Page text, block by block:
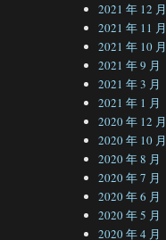
2021 年 12 月
2021 年 11 月
2021 年 10 月
2021 年 9 月
2021 年 3 月
2021 年 1 月
2020 年 12 月
2020 年 10 月
2020 年 8 月
2020 年 7 月
2020 年 6 月
2020 年 5 月
2020 年 4 月